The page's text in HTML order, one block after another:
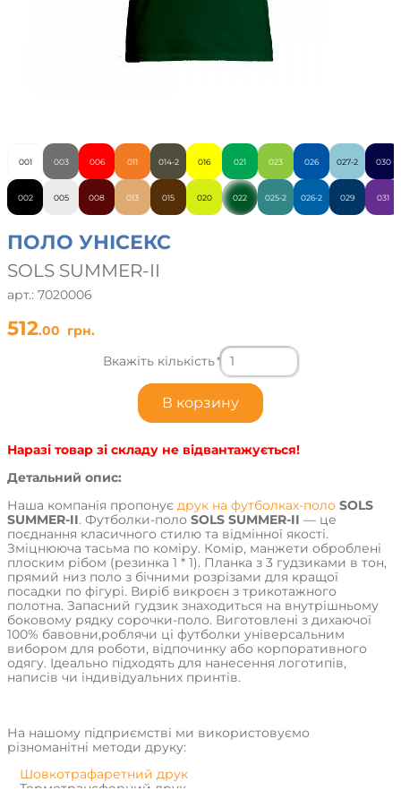
001
002
003
005
006
008
011
013
014-2
015
016
020
021
022
023
025-2
026
026-2
027-2
029
030
031
ПОЛО УНІСЕКС
SOLS SUMMER-II
арт.: 7020006
512.00 грн.
Вкажіть кількість*
Наразі товар зі складу не відвантажується!
Детальний опис:
Наша компанія пропонує друк на футболках-поло SOLS
SUMMER-II. Футболки-поло SOLS SUMMER-II — це
поєднання класичного стилю та відмінної якості.
Зміцнююча тасьма по коміру. Комір, манжети оброблені
плоским рібом (резинка 1 * 1). Планка з 3 гудзиками в тон,
прямий низ поло з бічними розрізами для кращої
посадки по фігурі. Виріб викроєн з трикотажного
полотна. Запасний гудзик знаходиться на внутрішньому
боковому рядку сорочки-поло. Виготовлені з дихаючої
100% бавовни,роблячи ці футболки універсальним
вибором для роботи, відпочинку або корпоративного
одягу. Ідеально підходять для нанесення логотипів,
написів чи індивідуальних принтів.
На нашому підприємстві ми використовуємо
різноманітні методи друку:
Шовкотрафаретний друк
Термотрансферний друк
В корзину